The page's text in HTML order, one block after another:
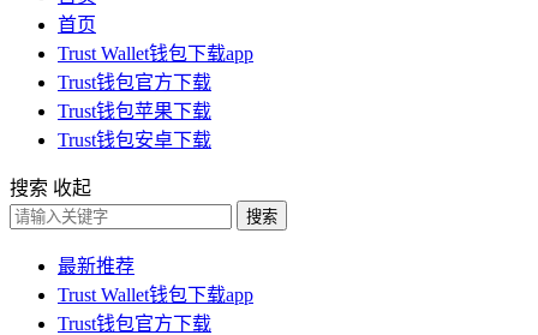
首页
Trust Wallet钱包下载app
Trust钱包官方下载
Trust钱包苹果下载
Trust钱包安卓下载
搜索 收起
搜索
最新推荐
Trust Wallet钱包下载app
Trust钱包官方下载